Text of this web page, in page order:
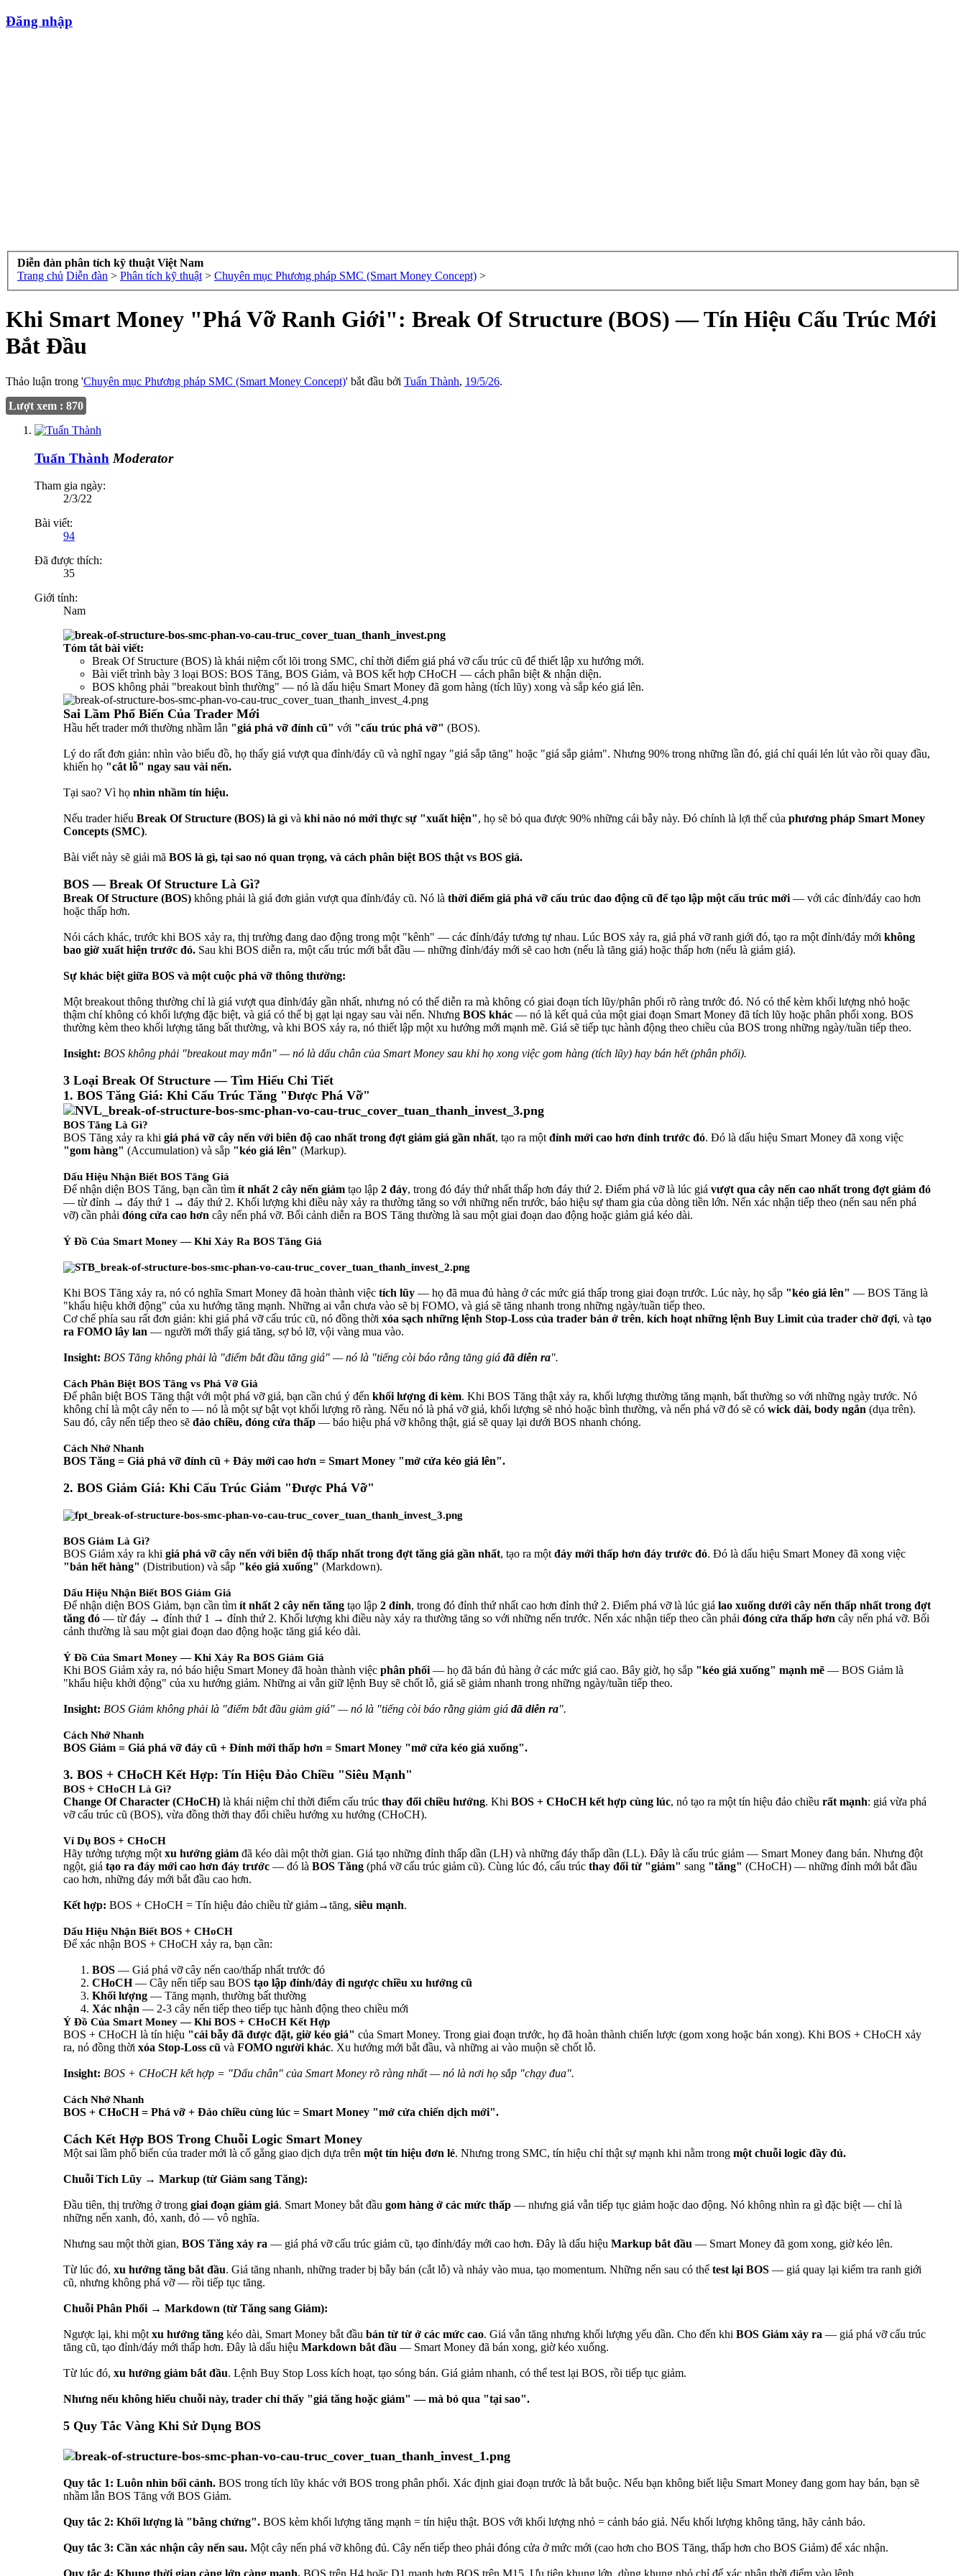
Đăng nhập
Diễn đàn phân tích kỹ thuật Việt Nam
Trang chủ Diễn đàn > Phân tích kỹ thuật > Chuyên mục Phương pháp SMC (Smart Money Concept) >
Khi Smart Money "Phá Vỡ Ranh Giới": Break Of Structure (BOS) — Tín Hiệu Cấu Trúc Mới
Bắt Đầu
Thảo luận trong 'Chuyên mục Phương pháp SMC (Smart Money Concept)' bắt đầu bởi Tuấn Thành, 19/5/26.
Lượt xem : 870
Tuấn Thành Moderator
Tham gia ngày:
2/3/22
Bài viết:
94
Đã được thích:
35
Giới tính:
Nam
Tóm tắt bài viết:
Break Of Structure (BOS) là khái niệm cốt lõi trong SMC, chỉ thời điểm giá phá vỡ cấu trúc cũ để thiết lập xu hướng mới.
Bài viết trình bày 3 loại BOS: BOS Tăng, BOS Giảm, và BOS kết hợp CHoCH — cách phân biệt & nhận diện.
BOS không phải "breakout bình thường" — nó là dấu hiệu Smart Money đã gom hàng (tích lũy) xong và sắp kéo giá lên.
Sai Lầm Phổ Biến Của Trader Mới
Hầu hết trader mới thường nhầm lẫn "giá phá vỡ đỉnh cũ" với "cấu trúc phá vỡ" (BOS).
Lý do rất đơn giản: nhìn vào biểu đồ, họ thấy giá vượt qua đỉnh/đáy cũ và nghĩ ngay "giá sắp tăng" hoặc "giá sắp giảm". Nhưng 90% trong những lần đó, giá chỉ quái lén lút vào rồi quay đầu,
khiến họ "cắt lỗ" ngay sau vài nến.
Tại sao? Vì họ nhìn nhầm tín hiệu.
Nếu trader hiểu Break Of Structure (BOS) là gì và khi nào nó mới thực sự "xuất hiện", họ sẽ bỏ qua được 90% những cái bẫy này. Đó chính là lợi thế của phương pháp Smart Money
Concepts (SMC).
Bài viết này sẽ giải mã BOS là gì, tại sao nó quan trọng, và cách phân biệt BOS thật vs BOS giả.
BOS — Break Of Structure Là Gì?
Break Of Structure (BOS) không phải là giá đơn giản vượt qua đỉnh/đáy cũ. Nó là thời điểm giá phá vỡ cấu trúc dao động cũ để tạo lập một cấu trúc mới — với các đỉnh/đáy cao hơn
hoặc thấp hơn.
Nói cách khác, trước khi BOS xảy ra, thị trường đang dao động trong một "kênh" — các đỉnh/đáy tương tự nhau. Lúc BOS xảy ra, giá phá vỡ ranh giới đó, tạo ra một đỉnh/đáy mới không
bao giờ xuất hiện trước đó. Sau khi BOS diễn ra, một cấu trúc mới bắt đầu — những đỉnh/đáy mới sẽ cao hơn (nếu là tăng giá) hoặc thấp hơn (nếu là giảm giá).
Sự khác biệt giữa BOS và một cuộc phá vỡ thông thường:
Một breakout thông thường chỉ là giá vượt qua đỉnh/đáy gần nhất, nhưng nó có thể diễn ra mà không có giai đoạn tích lũy/phân phối rõ ràng trước đó. Nó có thể kèm khối lượng nhỏ hoặc
thậm chí không có khối lượng đặc biệt, và giá có thể bị gạt lại ngay sau vài nến. Nhưng BOS khác — nó là kết quả của một giai đoạn Smart Money đã tích lũy hoặc phân phối xong. BOS
thường kèm theo khối lượng tăng bất thường, và khi BOS xảy ra, nó thiết lập một xu hướng mới mạnh mẽ. Giá sẽ tiếp tục hành động theo chiều của BOS trong những ngày/tuần tiếp theo.
Insight: BOS không phải "breakout may mắn" — nó là dấu chân của Smart Money sau khi họ xong việc gom hàng (tích lũy) hay bán hết (phân phối).
3 Loại Break Of Structure — Tìm Hiểu Chi Tiết
1. BOS Tăng Giá: Khi Cấu Trúc Tăng "Được Phá Vỡ"
BOS Tăng Là Gì?
BOS Tăng xảy ra khi giá phá vỡ cây nến với biên độ cao nhất trong đợt giảm giá gần nhất, tạo ra một đỉnh mới cao hơn đỉnh trước đó. Đó là dấu hiệu Smart Money đã xong việc
"gom hàng" (Accumulation) và sắp "kéo giá lên" (Markup).
Dấu Hiệu Nhận Biết BOS Tăng Giá
Để nhận diện BOS Tăng, bạn cần tìm ít nhất 2 cây nến giảm tạo lập 2 đáy, trong đó đáy thứ nhất thấp hơn đáy thứ 2. Điểm phá vỡ là lúc giá vượt qua cây nến cao nhất trong đợt giảm đó
— từ đỉnh → đáy thứ 1 → đáy thứ 2. Khối lượng khi điều này xảy ra thường tăng so với những nến trước, báo hiệu sự tham gia của dòng tiền lớn. Nến xác nhận tiếp theo (nến sau nến phá
vỡ) cần phải đóng cửa cao hơn cây nến phá vỡ. Bối cảnh diễn ra BOS Tăng thường là sau một giai đoạn dao động hoặc giảm giá kéo dài.
Ý Đồ Của Smart Money — Khi Xảy Ra BOS Tăng Giá
Khi BOS Tăng xảy ra, nó có nghĩa Smart Money đã hoàn thành việc tích lũy — họ đã mua đủ hàng ở các mức giá thấp trong giai đoạn trước. Lúc này, họ sắp "kéo giá lên" — BOS Tăng là
"khẩu hiệu khởi động" của xu hướng tăng mạnh. Những ai vẫn chưa vào sẽ bị FOMO, và giá sẽ tăng nhanh trong những ngày/tuần tiếp theo.
Cơ chế phía sau rất đơn giản: khi giá phá vỡ cấu trúc cũ, nó đồng thời xóa sạch những lệnh Stop-Loss của trader bán ở trên, kích hoạt những lệnh Buy Limit của trader chờ đợi, và tạo
ra FOMO lây lan — người mới thấy giá tăng, sợ bỏ lỡ, vội vàng mua vào.
Insight: BOS Tăng không phải là "điểm bắt đầu tăng giá" — nó là "tiếng còi báo rằng tăng giá đã diễn ra".
Cách Phân Biệt BOS Tăng vs Phá Vỡ Giả
Để phân biệt BOS Tăng thật với một phá vỡ giả, bạn cần chú ý đến khối lượng đi kèm. Khi BOS Tăng thật xảy ra, khối lượng thường tăng mạnh, bất thường so với những ngày trước. Nó
không chỉ là một cây nến to — nó là một sự bật vọt khối lượng rõ ràng. Nếu nó là phá vỡ giả, khối lượng sẽ nhỏ hoặc bình thường, và nến phá vỡ đó sẽ có wick dài, body ngắn (dụa trên).
Sau đó, cây nến tiếp theo sẽ đảo chiều, đóng cửa thấp — báo hiệu phá vỡ không thật, giá sẽ quay lại dưới BOS nhanh chóng.
Cách Nhớ Nhanh
BOS Tăng = Giá phá vỡ đỉnh cũ + Đáy mới cao hơn = Smart Money "mở cửa kéo giá lên".
2. BOS Giảm Giá: Khi Cấu Trúc Giảm "Được Phá Vỡ"
BOS Giảm Là Gì?
BOS Giảm xảy ra khi giá phá vỡ cây nến với biên độ thấp nhất trong đợt tăng giá gần nhất, tạo ra một đáy mới thấp hơn đáy trước đó. Đó là dấu hiệu Smart Money đã xong việc
"bán hết hàng" (Distribution) và sắp "kéo giá xuống" (Markdown).
Dấu Hiệu Nhận Biết BOS Giảm Giá
Để nhận diện BOS Giảm, bạn cần tìm ít nhất 2 cây nến tăng tạo lập 2 đỉnh, trong đó đỉnh thứ nhất cao hơn đỉnh thứ 2. Điểm phá vỡ là lúc giá lao xuống dưới cây nến thấp nhất trong đợt
tăng đó — từ đáy → đỉnh thứ 1 → đỉnh thứ 2. Khối lượng khi điều này xảy ra thường tăng so với những nến trước. Nến xác nhận tiếp theo cần phải đóng cửa thấp hơn cây nến phá vỡ. Bối
cảnh thường là sau một giai đoạn dao động hoặc tăng giá kéo dài.
Ý Đồ Của Smart Money — Khi Xảy Ra BOS Giảm Giá
Khi BOS Giảm xảy ra, nó báo hiệu Smart Money đã hoàn thành việc phân phối — họ đã bán đủ hàng ở các mức giá cao. Bây giờ, họ sắp "kéo giá xuống" mạnh mẽ — BOS Giảm là
"khẩu hiệu khởi động" của xu hướng giảm. Những ai vẫn giữ lệnh Buy sẽ chốt lỗ, giá sẽ giảm nhanh trong những ngày/tuần tiếp theo.
Insight: BOS Giảm không phải là "điểm bắt đầu giảm giá" — nó là "tiếng còi báo rằng giảm giá đã diễn ra".
Cách Nhớ Nhanh
BOS Giảm = Giá phá vỡ đáy cũ + Đỉnh mới thấp hơn = Smart Money "mở cửa kéo giá xuống".
3. BOS + CHoCH Kết Hợp: Tín Hiệu Đảo Chiều "Siêu Mạnh"
BOS + CHoCH Là Gì?
Change Of Character (CHoCH) là khái niệm chỉ thời điểm cấu trúc thay đổi chiều hướng. Khi BOS + CHoCH kết hợp cùng lúc, nó tạo ra một tín hiệu đảo chiều rất mạnh: giá vừa phá
vỡ cấu trúc cũ (BOS), vừa đồng thời thay đổi chiều hướng xu hướng (CHoCH).
Ví Dụ BOS + CHoCH
Hãy tưởng tượng một xu hướng giảm đã kéo dài một thời gian. Giá tạo những đỉnh thấp dần (LH) và những đáy thấp dần (LL). Đây là cấu trúc giảm — Smart Money đang bán. Nhưng đột
ngột, giá tạo ra đáy mới cao hơn đáy trước — đó là BOS Tăng (phá vỡ cấu trúc giảm cũ). Cùng lúc đó, cấu trúc thay đổi từ "giảm" sang "tăng" (CHoCH) — những đỉnh mới bắt đầu
cao hơn, những đáy mới bắt đầu cao hơn.
Kết hợp: BOS + CHoCH = Tín hiệu đảo chiều từ giảm→tăng, siêu mạnh.
Dấu Hiệu Nhận Biết BOS + CHoCH
Để xác nhận BOS + CHoCH xảy ra, bạn cần:
BOS — Giá phá vỡ cây nến cao/thấp nhất trước đó
CHoCH— Cây nến tiếp sau BOS tạo lập đỉnh/đáy đi ngược chiều xu hướng cũ
Khối lượng — Tăng mạnh, thường bất thường
Xác nhận — 2-3 cây nến tiếp theo tiếp tục hành động theo chiều mới
Ý Đồ Của Smart Money — Khi BOS + CHoCH Kết Hợp
BOS + CHoCH là tín hiệu "cái bẫy đã được đặt, giờ kéo giá" của Smart Money. Trong giai đoạn trước, họ đã hoàn thành chiến lược (gom xong hoặc bán xong). Khi BOS + CHoCH xảy
ra, nó đồng thời xóa Stop-Loss cũ và FOMO người khác. Xu hướng mới bắt đầu, và những ai vào muộn sẽ chốt lỗ.
Insight: BOS + CHoCH kết hợp = "Dấu chân" của Smart Money rõ ràng nhất — nó là nơi họ sắp "chạy đua".
Cách Nhớ Nhanh
BOS + CHoCH = Phá vỡ + Đảo chiều cùng lúc = Smart Money "mở cửa chiến dịch mới".
Cách Kết Hợp BOS Trong Chuỗi Logic Smart Money
Một sai lầm phổ biến của trader mới là cố gắng giao dịch dựa trên một tín hiệu đơn lẻ. Nhưng trong SMC, tín hiệu chỉ thật sự mạnh khi nằm trong một chuỗi logic đầy đủ.
Chuỗi Tích Lũy → Markup (từ Giảm sang Tăng):
Đầu tiên, thị trường ở trong giai đoạn giảm giá. Smart Money bắt đầu gom hàng ở các mức thấp — nhưng giá vẫn tiếp tục giảm hoặc dao động. Nó không nhìn ra gì đặc biệt — chỉ là
những nến xanh, đỏ, xanh, đỏ — vô nghĩa.
Nhưng sau một thời gian, BOS Tăng xảy ra — giá phá vỡ cấu trúc giảm cũ, tạo đỉnh/đáy mới cao hơn. Đây là dấu hiệu Markup bắt đầu — Smart Money đã gom xong, giờ kéo lên.
Từ lúc đó, xu hướng tăng bắt đầu. Giá tăng nhanh, những trader bị bẫy bán (cắt lỗ) và nhảy vào mua, tạo momentum. Những nến sau có thể test lại BOS — giá quay lại kiểm tra ranh giới
cũ, nhưng không phá vỡ — rồi tiếp tục tăng.
Chuỗi Phân Phối → Markdown (từ Tăng sang Giảm):
Ngược lại, khi một xu hướng tăng kéo dài, Smart Money bắt đầu bán từ từ ở các mức cao. Giá vẫn tăng nhưng khối lượng yếu dần. Cho đến khi BOS Giảm xảy ra — giá phá vỡ cấu trúc
tăng cũ, tạo đỉnh/đáy mới thấp hơn. Đây là dấu hiệu Markdown bắt đầu — Smart Money đã bán xong, giờ kéo xuống.
Từ lúc đó, xu hướng giảm bắt đầu. Lệnh Buy Stop Loss kích hoạt, tạo sóng bán. Giá giảm nhanh, có thể test lại BOS, rồi tiếp tục giảm.
Nhưng nếu không hiểu chuỗi này, trader chỉ thấy "giá tăng hoặc giảm" — mà bỏ qua "tại sao".
5 Quy Tắc Vàng Khi Sử Dụng BOS
Quy tắc 1: Luôn nhìn bối cảnh. BOS trong tích lũy khác với BOS trong phân phối. Xác định giai đoạn trước là bắt buộc. Nếu bạn không biết liệu Smart Money đang gom hay bán, bạn sẽ
nhầm lẫn BOS Tăng với BOS Giảm.
Quy tắc 2: Khối lượng là "bằng chứng". BOS kèm khối lượng tăng mạnh = tín hiệu thật. BOS với khối lượng nhỏ = cảnh báo giả. Nếu khối lượng không tăng, hãy cảnh báo.
Quy tắc 3: Cần xác nhận cây nến sau. Một cây nến phá vỡ không đủ. Cây nến tiếp theo phải đóng cửa ở mức mới (cao hơn cho BOS Tăng, thấp hơn cho BOS Giảm) để xác nhận.